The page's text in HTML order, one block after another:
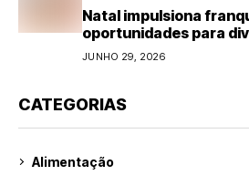
Natal impulsiona
oportunidades para
do varejo
JUNHO 29, 2026
CATEGORIAS
Alimentação